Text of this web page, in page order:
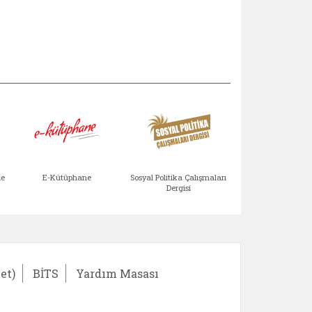
E-Kütüphane
Sosyal Politika Çalışmaları
Dergisi
BİTS Yardım Masası